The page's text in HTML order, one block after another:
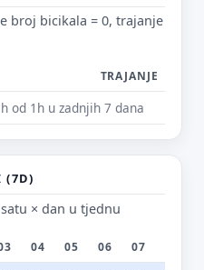
broj bicikala = 0, trajanje
TRAJANJE
od 1h u zadnjih 7 dana
(7D)
× dan u tjednu
04 05 06 07
stranice
pitanje želiš da ova
“kada je
“što još
problema